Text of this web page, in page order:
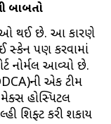
બાબતો
થઈ છે. આ કારણે
પણ કરવામાં
નોર્મલ આવ્યો છે.
એક ટીમ
હોસ્પિટલ
શિફ્ટ કરી શકાય